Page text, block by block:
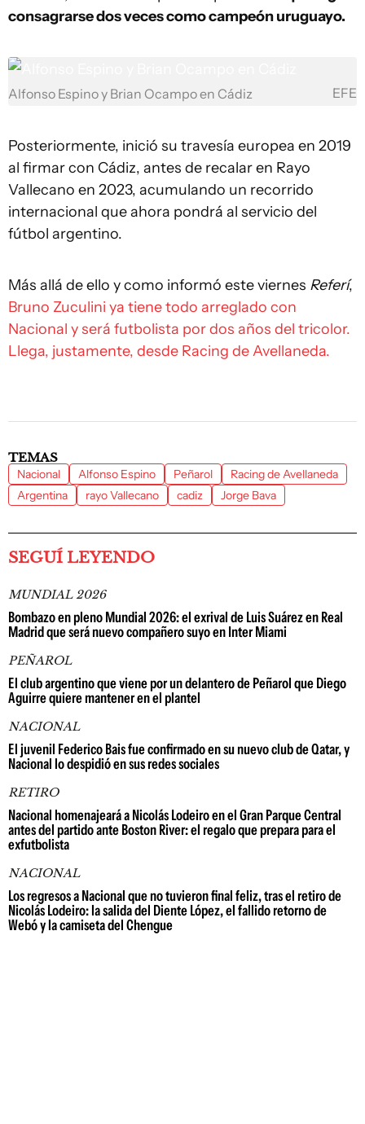
consagrarse dos veces como campeón uruguayo.
Alfonso Espino y Brian Ocampo en Cádiz EFE
Posteriormente, inició su travesía europea en 2019
al firmar con Cádiz, antes de recalar en Rayo
Vallecano en 2023, acumulando un recorrido
internacional que ahora pondrá al servicio del
fútbol argentino.
Más allá de ello y como informó este viernes Referí,
Bruno Zuculini ya tiene todo arreglado con
Nacional y será futbolista por dos años del tricolor.
Llega, justamente, desde Racing de Avellaneda.
TEMAS
Nacional Alfonso Espino Peñarol
Racing de Avellaneda
Argentina
rayo Vallecano cadiz Jorge Bava
SEGUÍ LEYENDO
MUNDIAL 2026
Bombazo en pleno Mundial 2026: el exrival de Luis Suárez en Real
Madrid que será nuevo compañero suyo en Inter Miami
PEÑAROL
El club argentino que viene por un delantero de Peñarol que Diego
Aguirre quiere mantener en el plantel
NACIONAL
El juvenil Federico Bais fue confirmado en su nuevo club de Qatar, y
Nacional lo despidió en sus redes sociales
RETIRO
Nacional homenajeará a Nicolás Lodeiro en el Gran Parque Central
antes del partido ante Boston River: el regalo que prepara para el
exfutbolista
NACIONAL
Los regresos a Nacional que no tuvieron final feliz, tras el retiro de
Nicolás Lodeiro: la salida del Diente López, el fallido retorno de
Webó y la camiseta del Chengue